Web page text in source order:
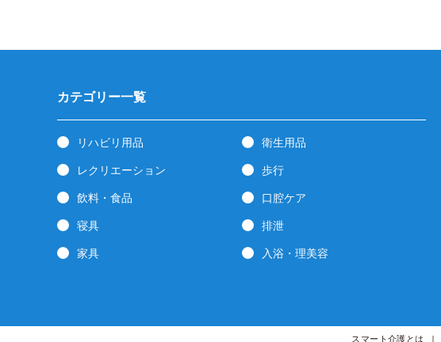
カテゴリー一覧
リハビリ用品 衛生用品
レクリエーション 歩行
飲料・食品 口腔ケア
寝具 排泄
家具 入浴・理美容
スマート介護とは